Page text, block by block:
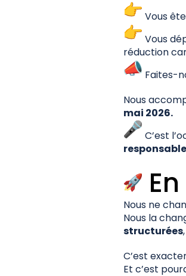
Vous
Vous
réduction
Faites-
Nous
mai 2026.
C’est
Nous ne
Nous la
structurées
C’est
Et c’est